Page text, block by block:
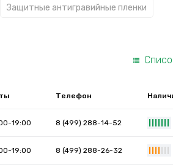
Защитные антигравийные пленки
Телефон
19:00 8 (499) 288-14-52
19:00 8 (499) 288-26-32